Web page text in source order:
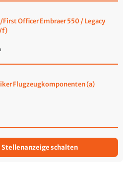
Officer Embraer 550 / Legacy
f)
Flugzeugkomponenten (a)
Stellenanzeige schalten